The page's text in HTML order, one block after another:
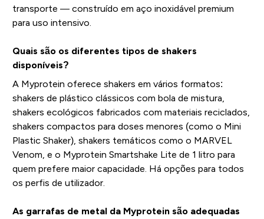
transporte — construído em aço inoxidável premium
para uso intensivo.
Quais são os diferentes tipos de shakers
disponíveis?
A Myprotein oferece shakers em vários formatos:
shakers de plástico clássicos com bola de mistura,
shakers ecológicos fabricados com materiais reciclados,
shakers compactos para doses menores (como o Mini
Plastic Shaker), shakers temáticos como o MARVEL
Venom, e o Myprotein Smartshake Lite de 1 litro para
quem prefere maior capacidade. Há opções para todos
os perfis de utilizador.
As garrafas de metal da Myprotein são adequadas